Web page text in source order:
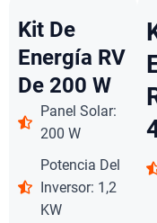
Kit De
Energía RV
De 200 W
Panel Solar:
200 W
Potencia Del
Inversor: 1,2
KW